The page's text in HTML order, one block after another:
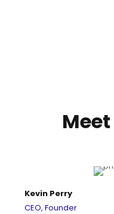
Meet
Kevin Perry
CEO, Founder